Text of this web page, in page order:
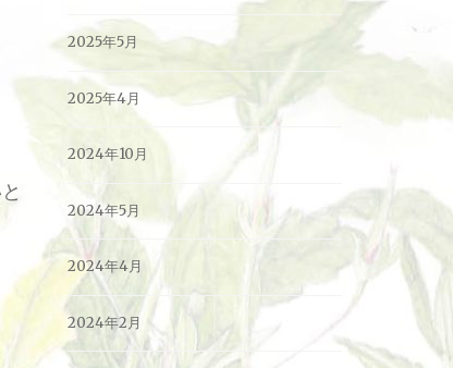
2025年5月
2025年4月
2024年10月
2024年5月
2024年4月
2024年2月